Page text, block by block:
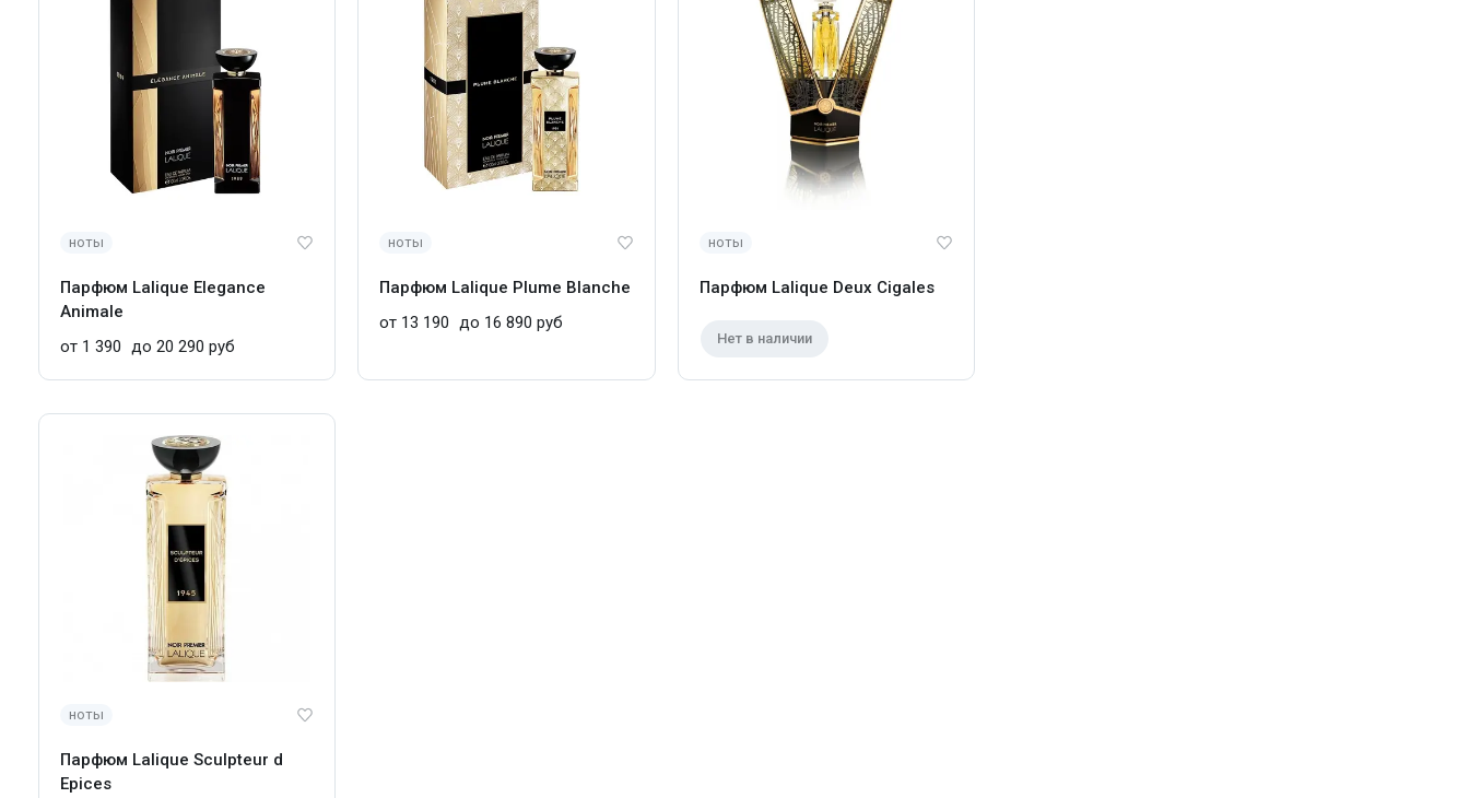
ноты
Парфюм Lalique Elegance
Animale
от 1 390
до 20 290 руб
ноты
Парфюм Lalique Plume Blanche
от 13 190
до 16 890 руб
Нет в наличии
ноты
Парфюм Lalique Deux Cigales
ноты
Парфюм Lalique Sculpteur d
Epices